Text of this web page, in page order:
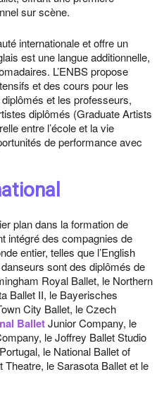
sur scène.
internationale et offre un
est une langue additionnelle,
L’ENBS propose
et des cours pour les
et les professeurs,
diplômés (Graduate Artists
entre l’école et la vie
de performance avec
plan dans la formation de
intégré des compagnies de
entier, telles que l’English
sont des diplômés de
Royal Ballet, le Northern
Ballet II, le Bayerisches
City Ballet, le Czech
BalletJunior Company, le
le Joffrey Ballet Studio
le National Ballet of
le Sarasota Ballet et le